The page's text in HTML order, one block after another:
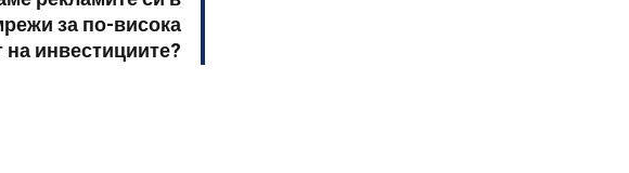
за по-висока
инвестициите?